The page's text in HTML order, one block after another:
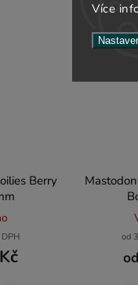
Více
Berry
od
od